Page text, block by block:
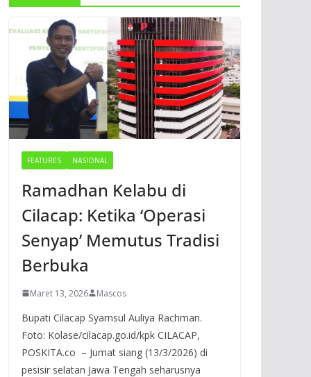
FEATURES NASIONAL
Ramadhan Kelabu di
Cilacap: Ketika ‘Operasi
Senyap’ Memutus Tradisi
Berbuka
Maret 13, 2026 Mascos
Bupati Cilacap Syamsul Auliya Rachman.
Foto: Kolase/cilacap.go.id/kpk CILACAP,
POSKITA.co – Jumat siang (13/3/2026) di
pesisir selatan Jawa Tengah seharusnya